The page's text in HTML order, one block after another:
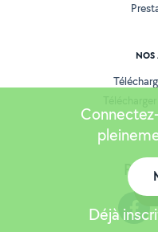
NOS
Déjà